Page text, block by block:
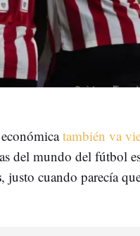
también va
del mundo del fútbol
, justo cuando parecía